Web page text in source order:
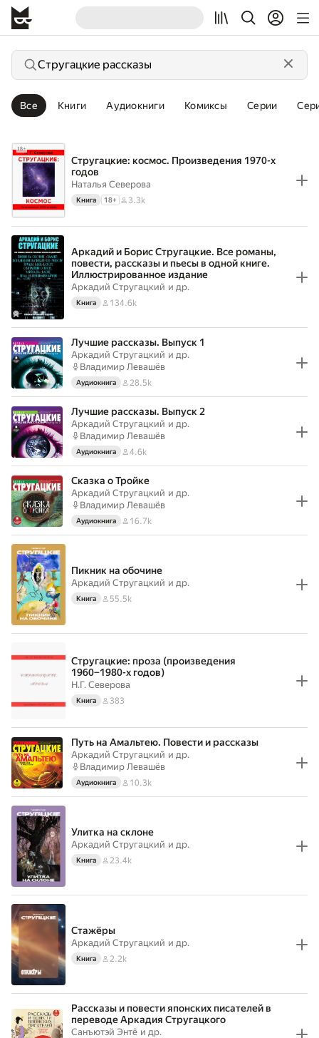
Все Книги Аудиокниги Комиксы Серии
Стругацкие: космос. Произведения 1970-х
годов
Наталья Северова
Книга 18+ 3.3k
Аркадий и Борис Стругацкие. Все романы,
повести, рассказы и пьесы в одной книге.
Иллюстрированное издание
Аркадий Стругацкий и др.
Книга 134.6k
Лучшие рассказы. Выпуск 1
Аркадий Стругацкий и др.
Владимир Левашёв
Аудиокнига 28.5k
Лучшие рассказы. Выпуск 2
Аркадий Стругацкий и др.
Владимир Левашёв
Аудиокнига 4.6k
Сказка о Тройке
Аркадий Стругацкий и др.
Владимир Левашёв
Аудиокнига 16.7k
Пикник на обочине
Аркадий Стругацкий и др.
Книга 55.5k
Стругацкие: проза (произведения
1960−1980-х годов)
Н.Г. Северова
Книга 383
Путь на Амальтею. Повести и рассказы
Аркадий Стругацкий и др.
Владимир Левашёв
Аудиокнига 10.3k
Улитка на склоне
Аркадий Стругацкий и др.
Книга 23.4k
Стажёры
Аркадий Стругацкий и др.
Книга 2.2k
Рассказы и повести японских писателей в
переводе Аркадия Стругацкого
Санъютэй Энтё и др.